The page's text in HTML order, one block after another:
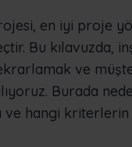
en iyi proje
Bu kılavuzda,
ve
Burada
ve hangi